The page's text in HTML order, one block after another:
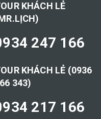
KHÁCH LẺ
247 166
KHÁCH LẺ (0936
343)
217 166